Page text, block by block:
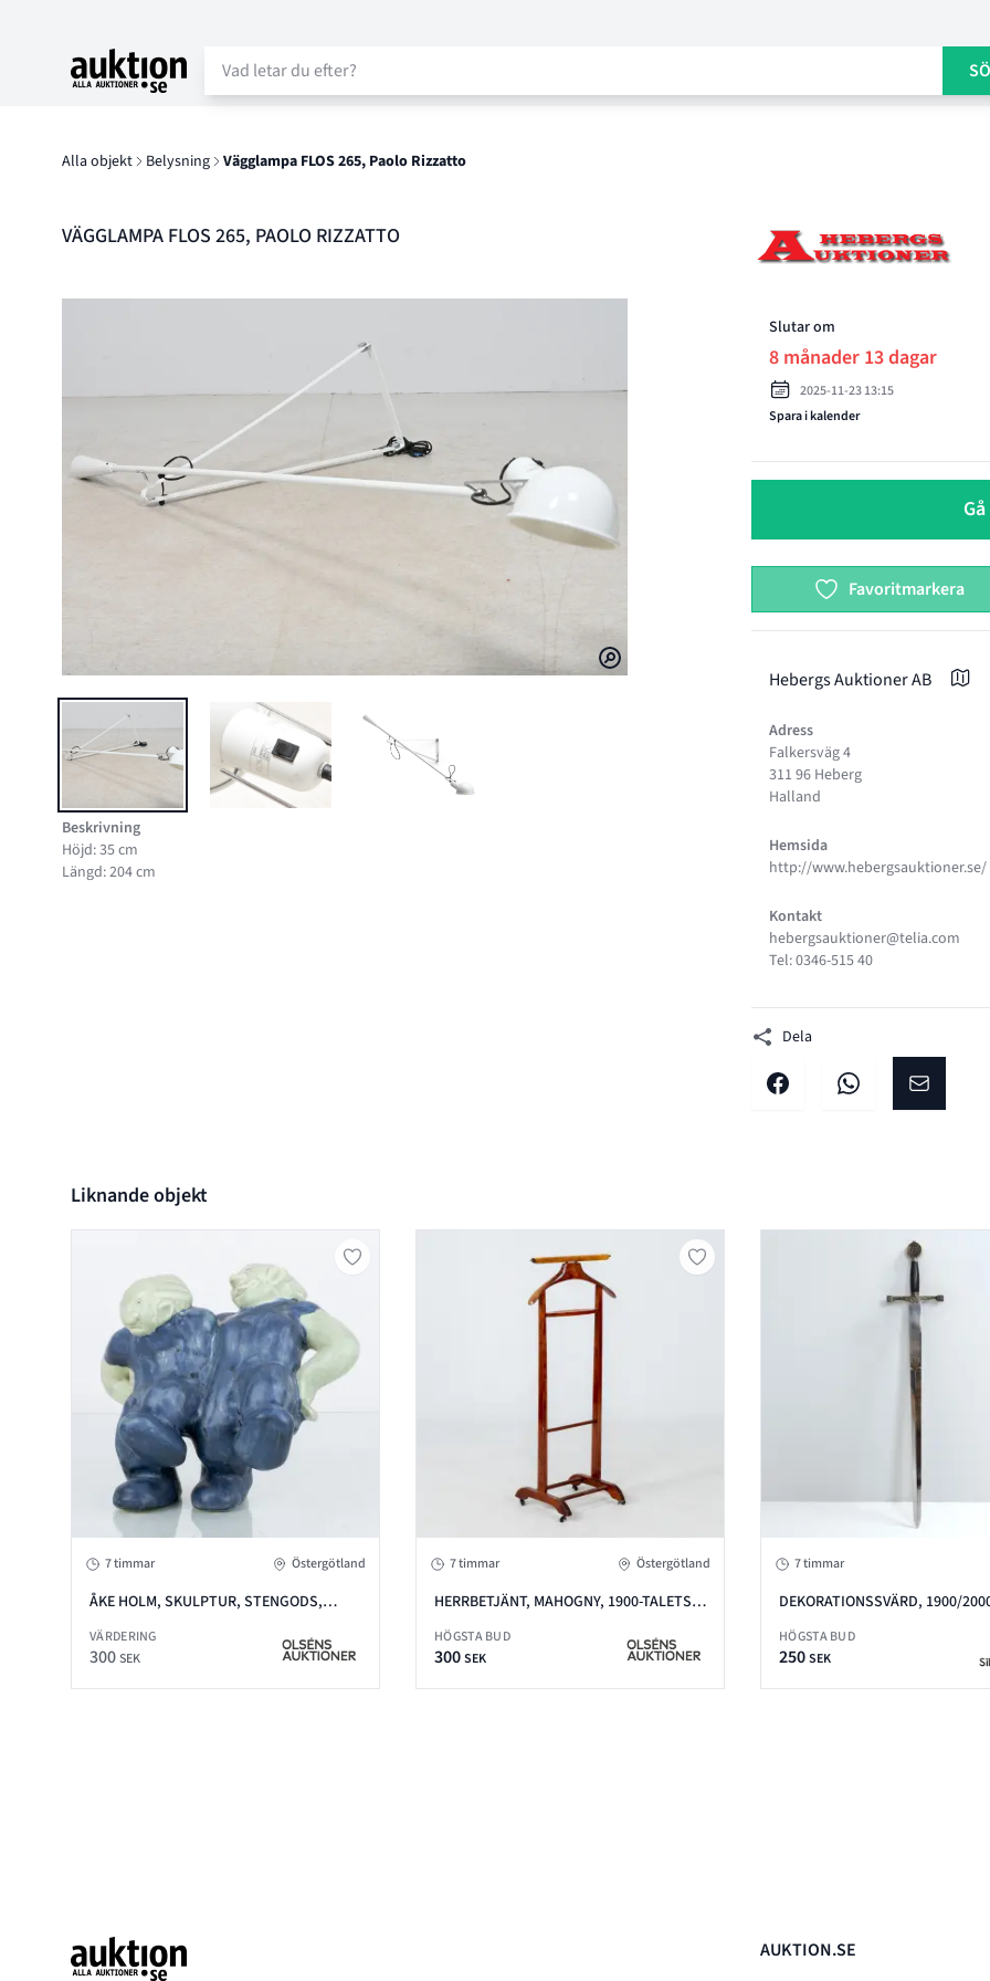
Auktion.se
Alla objekt Belysning Vägglampa FLOS 265, Paolo Rizzatto
VÄGGLAMPA FLOS 265, PAOLO RIZZATTO
BILD 1 AV VÄGGLAMPA FLOS 265, PAOLO RIZZATTO
BILD 2 AV VÄGGLAMPA FLOS 265, PAOLO RIZZATTO
BILD 3 AV VÄGGLAMPA FLOS 265, PAOLO RIZZATTO
Beskrivning
Höjd: 35 cm
Längd: 204 cm
Slutar om
8 månader 13 dagar
2025-11-23 13:15
Spara i kalender
Favoritmarkera
Hebergs Auktioner AB
Adress
Falkersväg 4
311 96 Heberg
Halland
Hemsida
http://www.hebergsauktioner.se/
Kontakt
hebergsauktioner@telia.com
Tel: 0346-515 40
Dela
Dela på facebookDela på WhatsApp
Dela på E-
Liknande objekt
7 timmar Östergötland
ÅKE HOLM, SKULPTUR, STENGODS,
SIGNERAD
VÄRDERING
300SEK
7 timmar Östergötland
HERRBETJÄNT, MAHOGNY, 1900-TALETS
MITT
HÖGSTA BUD
300SEK
7 timmar
DEKORATIONSSVÄRD, 1900/
LÄNGD 118 CM
HÖGSTA BUD
250SEK
AUKTION.SE